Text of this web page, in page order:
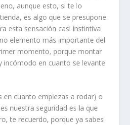
aunque esto, si te lo
es algo que se presupone.
esta sensación casi instintiva
elemento más importante del
momento, porque montar
incómodo en cuanto se levante
en cuanto empiezas a rodar) o
nuestra seguridad es la que
te recuerdo, porque ya sabes